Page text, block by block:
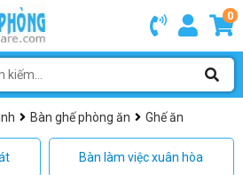
0
Bàn ghế phòng ăn Ghế ăn
Bàn làm việc xuân hòa